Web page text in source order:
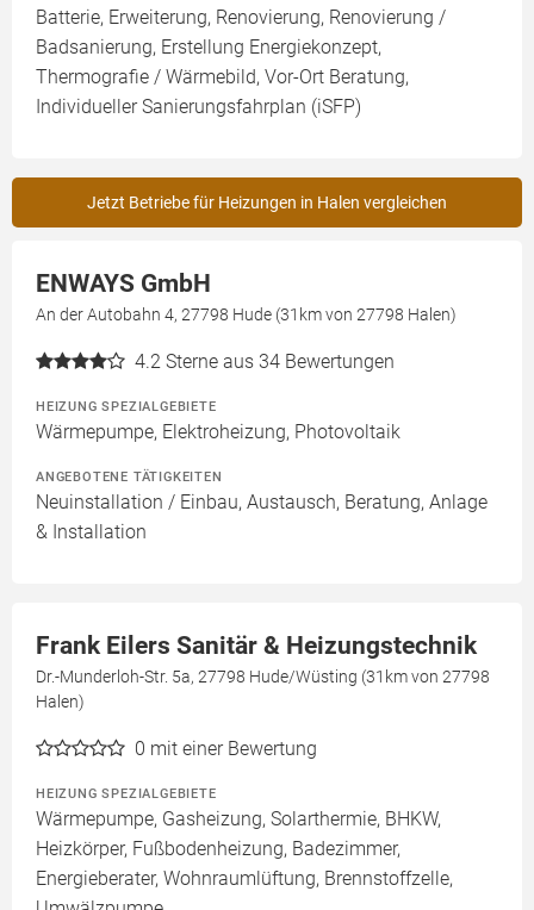
Batterie, Erweiterung, Renovierung, Renovierung /
Badsanierung, Erstellung Energiekonzept,
Thermografie / Wärmebild, Vor-Ort Beratung,
Individueller Sanierungsfahrplan (iSFP)
Jetzt Betriebe für Heizungen in Halen vergleichen
ENWAYS GmbH
An der Autobahn 4, 27798 Hude (31km von 27798 Halen)
4.2 Sterne aus 34 Bewertungen
HEIZUNG SPEZIALGEBIETE
Wärmepumpe, Elektroheizung, Photovoltaik
ANGEBOTENE TÄTIGKEITEN
Neuinstallation / Einbau, Austausch, Beratung, Anlage
& Installation
Frank Eilers Sanitär & Heizungstechnik
Dr.-Munderloh-Str. 5a, 27798 Hude/Wüsting (31km von 27798
Halen)
0 mit einer Bewertung
HEIZUNG SPEZIALGEBIETE
Wärmepumpe, Gasheizung, Solarthermie, BHKW,
Heizkörper, Fußbodenheizung, Badezimmer,
Energieberater, Wohnraumlüftung, Brennstoffzelle,